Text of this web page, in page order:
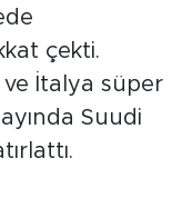
çekti.
ve İtalya süper
Suudi